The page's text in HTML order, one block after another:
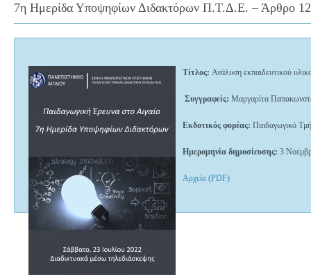
7η Ημερίδα Υποψηφίων Διδακτόρων Π.Τ.Δ.Ε. – Άρθρο 12
Τίτλος: Ανάλυση εκπαιδευτικού
Συγγραφείς: Μαργαρίτα
Εκδοτικός φορέας: Παιδαγωγικό
Ημερομηνία δημοσίευσης: 3
Αρχείο (PDF)